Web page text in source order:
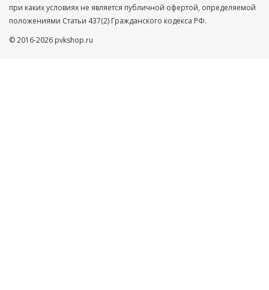
при каких условиях не является публичной офертой, определяемой
положениями Статьи 437(2) Гражданского кодекса РФ.
© 2016-2026 pvkshop.ru